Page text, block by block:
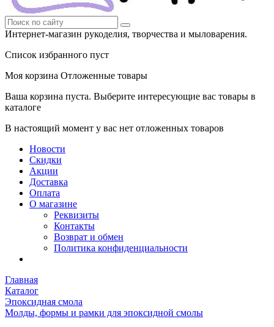
Интернет-магазин рукоделия, творчества и мыловарения.
Список избранного пуст
Моя корзина Отложенные товары
Ваша корзина пуста. Выберите интересующие вас товары в
каталоге
В настоящий момент у вас нет отложенных товаров
Новости
Скидки
Акции
Доставка
Оплата
О магазине
Реквизиты
Контакты
Возврат и обмен
Политика конфиденциальности
Главная
Каталог
Эпоксидная смола
Молды, формы и рамки для эпоксидной смолы